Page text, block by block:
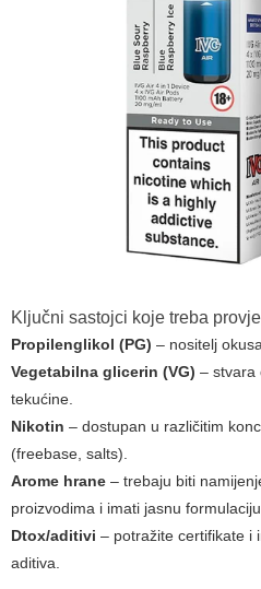
Ključni sastojci koje treba
Propilenglikol (PG) – nositelj
Vegetabilna glicerin (VG) – stvara
tekućine.
Nikotin – dostupan u različitim
(freebase, salts).
Arome hrane – trebaju biti
proizvodima i imati jasnu
Dtox/aditivi – potražite certifikate i
aditiva.